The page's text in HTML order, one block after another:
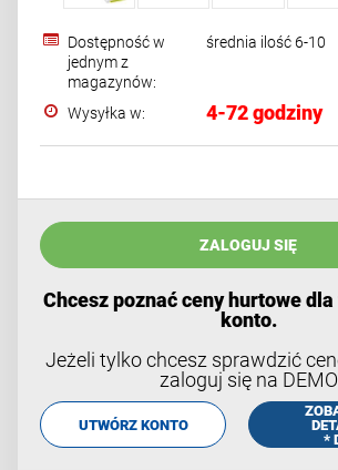
Dostępność w
jednym z
magazynów:
średnia ilość 6-10
Wysyłka w: 4-72 godziny
ZALOGUJ SIĘ
Chcesz poznać ceny hurtowe
konto.
Jeżeli tylko chcesz sprawdzić
zaloguj się na DEMO
UTWÓRZ KONTO
*